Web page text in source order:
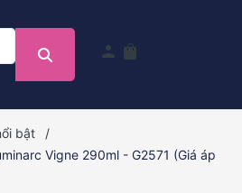
person shopping_bag
bật
/
Vigne 290ml - G2571 (Giá áp